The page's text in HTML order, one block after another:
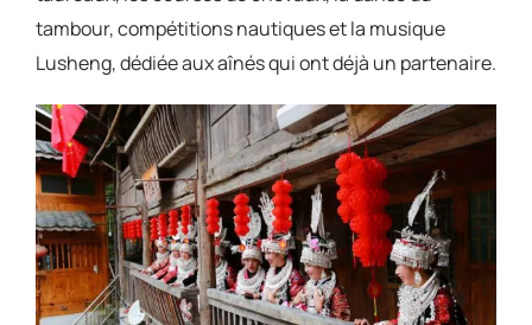
tambour, compétitions nautiques et la musique
Lusheng, dédiée aux aînés qui ont déjà un partenaire.